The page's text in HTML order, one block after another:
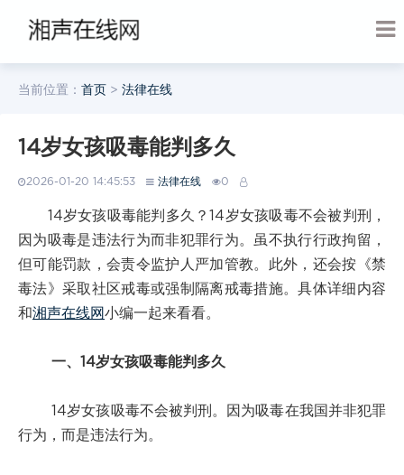
当前位置： 首页 > 法律在线
14岁女孩吸毒能判多久
2026-01-20 14:45:53 法律在线 0
14岁女孩吸毒能判多久？14岁女孩吸毒不会被判刑，
因为吸毒是违法行为而非犯罪行为。虽不执行行政拘留，
但可能罚款，会责令监护人严加管教。此外，还会按《禁
毒法》采取社区戒毒或强制隔离戒毒措施。具体详细内容
和湘声在线网小编一起来看看。
一、14岁女孩吸毒能判多久
14岁女孩吸毒不会被判刑。因为吸毒在我国并非犯罪
行为，而是违法行为。